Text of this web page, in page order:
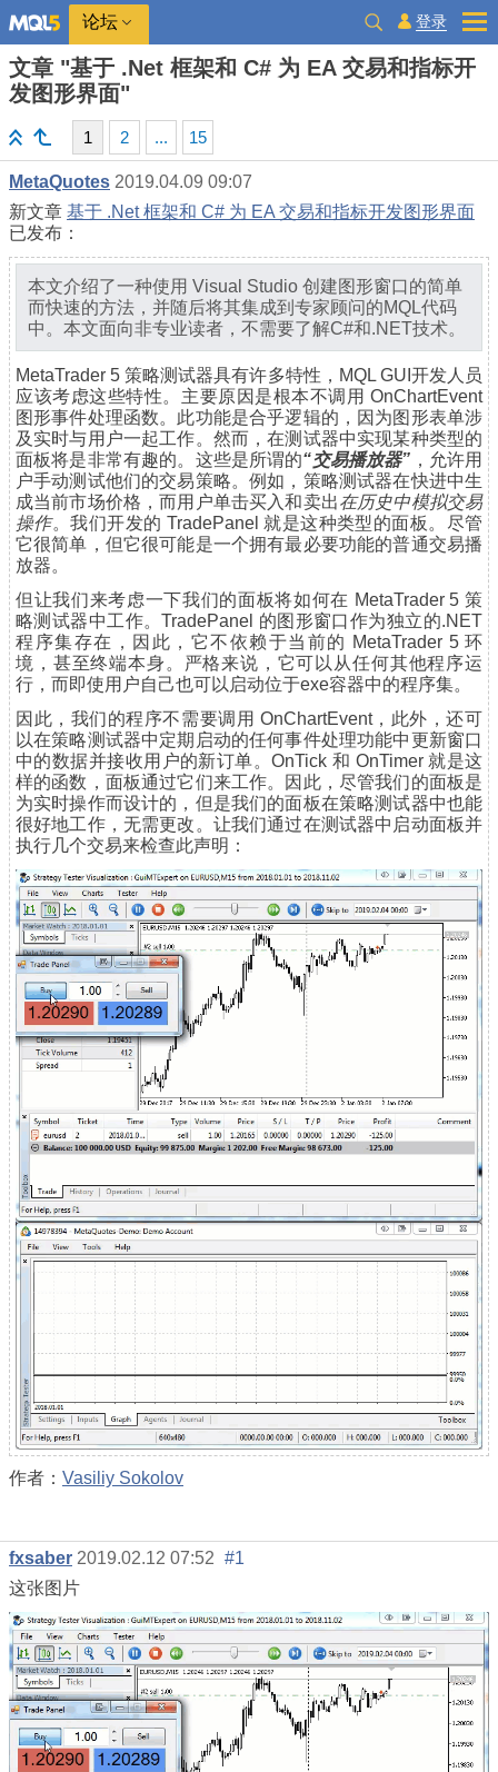
论坛 登录
文章 "基于 .Net 框架和 C# 为 EA 交易和指标开
发图形界面"
1 2 ... 15
MetaQuotes 2019.04.09 09:07
新文章 基于 .Net 框架和 C# 为 EA 交易和指标开发图形界面
已发布：
本文介绍了一种使用 Visual Studio 创建图形窗口的简单
而快速的方法，并随后将其集成到专家顾问的MQL代码
中。本文面向非专业读者，不需要了解C#和.NET技术。
MetaTrader 5 策略测试器具有许多特性，MQL GUI开发人员
应该考虑这些特性。主要原因是根本不调用 OnChartEvent
图形事件处理函数。此功能是合乎逻辑的，因为图形表单涉
及实时与用户一起工作。然而，在测试器中实现某种类型的
面板将是非常有趣的。这些是所谓的“交易播放器” ，允许用
户手动测试他们的交易策略。例如，策略测试器在快进中生
成当前市场价格，而用户单击买入和卖出在历史中模拟交易
操作。我们开发的 TradePanel 就是这种类型的面板。尽管
它很简单，但它很可能是一个拥有最必要功能的普通交易播
放器。
但让我们来考虑一下我们的面板将如何在 MetaTrader 5 策
略测试器中工作。TradePanel 的图形窗口作为独立的.NET
程序集存在，因此，它不依赖于当前的 MetaTrader 5 环
境，甚至终端本身。严格来说，它可以从任何其他程序运
行，而即使用户自己也可以启动位于exe容器中的程序集。
因此，我们的程序不需要调用 OnChartEvent，此外，还可
以在策略测试器中定期启动的任何事件处理功能中更新窗口
中的数据并接收用户的新订单。OnTick 和 OnTimer 就是这
样的函数，面板通过它们来工作。因此，尽管我们的面板是
为实时操作而设计的，但是我们的面板在策略测试器中也能
很好地工作，无需更改。让我们通过在测试器中启动面板并
执行几个交易来检查此声明：
作者： Vasiliy Sokolov
fxsaber 2019.02.12 07:52 #1
这张图片